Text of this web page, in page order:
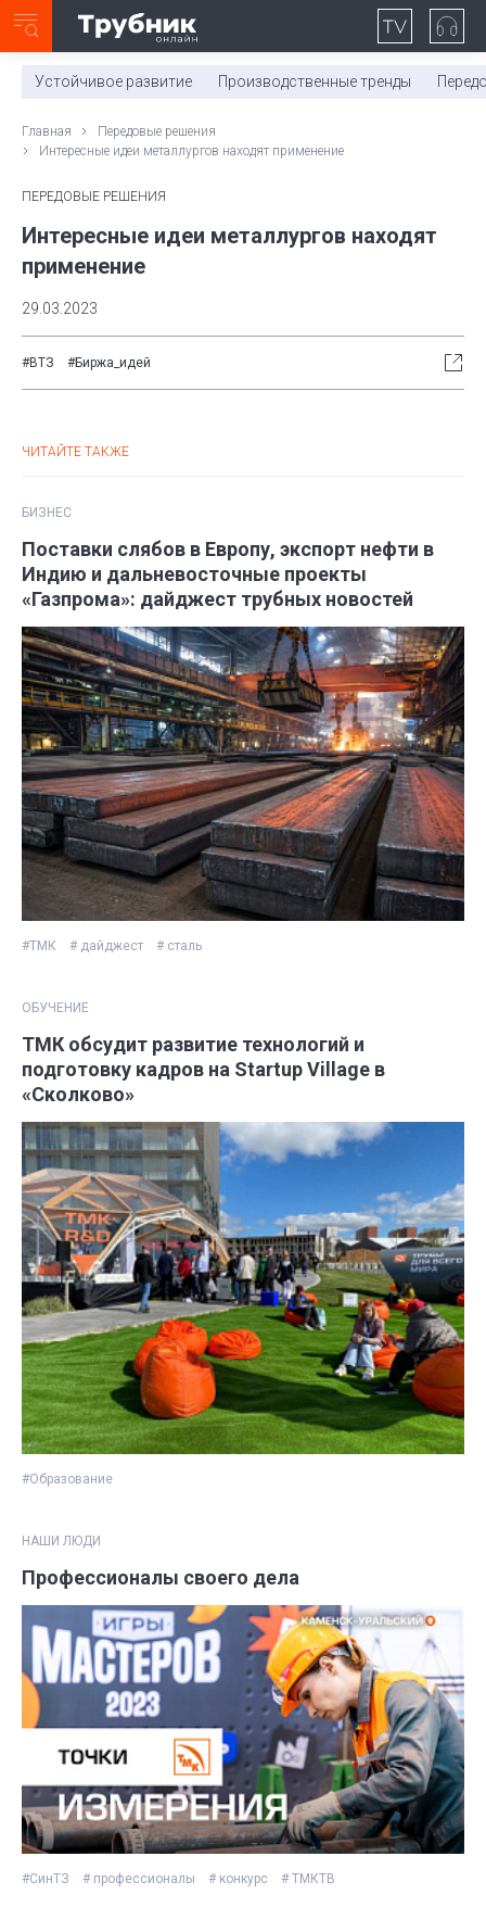
0:00/ 11:03
Устойчивое развитие Производственные тренды
Главная
Передовые решения
Интересные идеи металлургов находят применение
ПЕРЕДОВЫЕ РЕШЕНИЯ
Интересные идеи металлургов находят
применение
29.03.2023
#ВТЗ #Биржа_идей
ЧИТАЙТЕ ТАКЖЕ
БИЗНЕС
Поставки слябов в Европу, экспорт нефти в
Индию и дальневосточные проекты
«Газпрома»: дайджест трубных новостей
#ТМК # дайджест # сталь
ОБУЧЕНИЕ
ТМК обсудит развитие технологий и
подготовку кадров на Startup Village в
«Сколково»
#Образование
НАШИ ЛЮДИ
Профессионалы своего дела
#СинТЗ # профессионалы # конкурс # ТМКТВ